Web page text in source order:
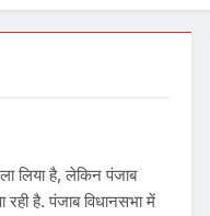
लिया है, लेकिन पंजाब
है. पंजाब विधानसभा में